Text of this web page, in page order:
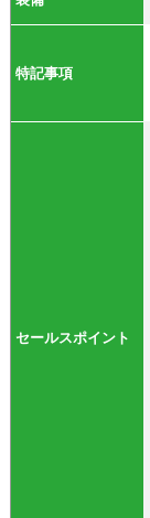
特記事項
セールスポイント